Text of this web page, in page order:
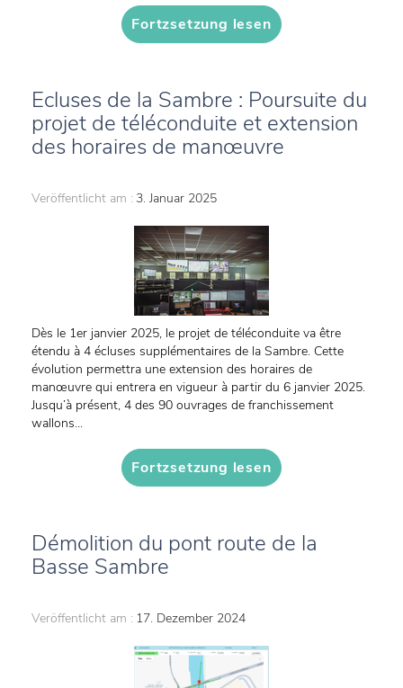
Fortzsetzung lesen
Ecluses de la Sambre : Poursuite du
projet de téléconduite et extension
des horaires de manœuvre
Veröffentlicht am : 3. Januar 2025
Dès le 1er janvier 2025, le projet de téléconduite va être
étendu à 4 écluses supplémentaires de la Sambre. Cette
évolution permettra une extension des horaires de
manœuvre qui entrera en vigueur à partir du 6 janvier 2025.
Jusqu’à présent, 4 des 90 ouvrages de franchissement
wallons...
Fortzsetzung lesen
Démolition du pont route de la
Basse Sambre
Veröffentlicht am : 17. Dezember 2024